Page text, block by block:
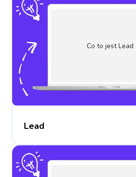
Co to jest Lead
Lead